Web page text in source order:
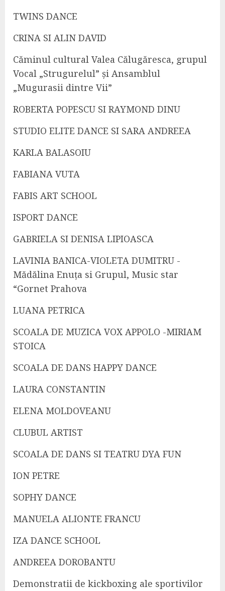
TWINS DANCE
CRINA SI ALIN DAVID
Căminul cultural Valea Călugăresca, grupul
Vocal „Strugurelul” și Ansamblul
„Mugurasii dintre Vii”
ROBERTA POPESCU SI RAYMOND DINU
STUDIO ELITE DANCE SI SARA ANDREEA
KARLA BALASOIU
FABIANA VUTA
FABIS ART SCHOOL
ISPORT DANCE
GABRIELA SI DENISA LIPIOASCA
LAVINIA BANICA-VIOLETA DUMITRU -
Mădălina Enuța si Grupul, Music star
“Gornet Prahova
LUANA PETRICA
SCOALA DE MUZICA VOX APPOLO -MIRIAM
STOICA
SCOALA DE DANS HAPPY DANCE
LAURA CONSTANTIN
ELENA MOLDOVEANU
CLUBUL ARTIST
SCOALA DE DANS SI TEATRU DYA FUN
ION PETRE
SOPHY DANCE
MANUELA ALIONTE FRANCU
IZA DANCE SCHOOL
ANDREEA DOROBANTU
Demonstratii de kickboxing ale sportivilor